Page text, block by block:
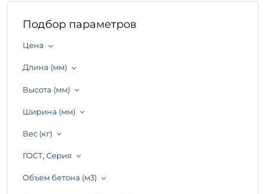
Подбор параметров
Цена
Длина (мм)
Высота (мм)
Ширина (мм)
Вес (кг)
ГОСТ, Серия
Объем бетона (м3)